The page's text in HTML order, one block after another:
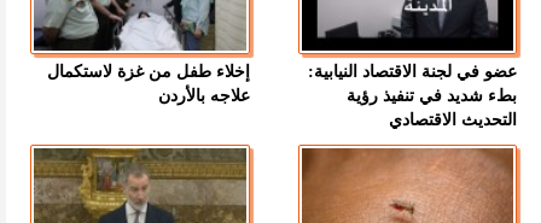
عضو في لجنة الاقتصاد النيابية:
بطء شديد في تنفيذ رؤية
التحديث الاقتصادي
إخلاء طفل من غزة لاستكمال
علاجه بالأردن